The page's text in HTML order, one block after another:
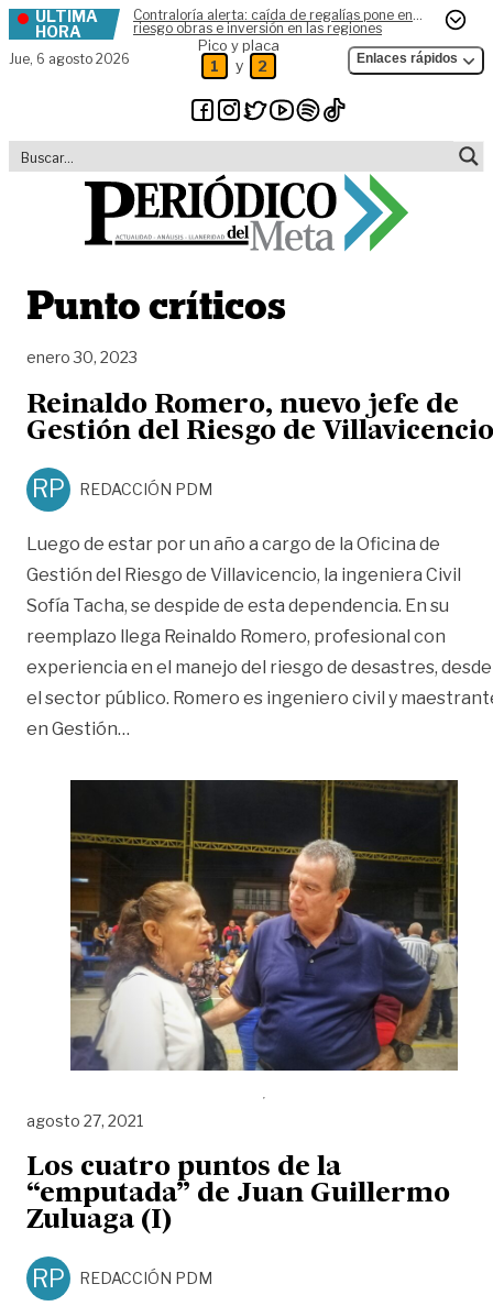
Skip to content
ÚLTIMA
HORA
Contraloría alerta: caída de regalías pone en
riesgo obras e inversión en las regiones
Jue, 6 agosto 2026
Pico y placa
1 y 2 Enlaces rápidos
Punto críticos
enero 30, 2023
Reinaldo Romero, nuevo jefe de
Gestión del Riesgo de Villavicencio
RP REDACCIÓN PDM
Luego de estar por un año a cargo de la Oficina de
Gestión del Riesgo de Villavicencio, la ingeniera Civil
Sofía Tacha, se despide de esta dependencia. En su
reemplazo llega Reinaldo Romero, profesional con
experiencia en el manejo del riesgo de desastres, desde
el sector público. Romero es ingeniero civil y
en Gestión…
agosto 27, 2021
Los cuatro puntos de la
“emputada” de Juan Guillermo
Zuluaga (I)
RP REDACCIÓN PDM